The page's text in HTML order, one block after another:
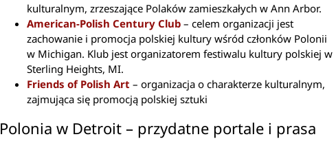
kulturalnym, zrzeszające Polaków zamieszkałych w Ann Arbor.
American-Polish Century Club – celem organizacji jest
zachowanie i promocja polskiej kultury wśród członków Polonii
w Michigan. Klub jest organizatorem festiwalu kultury polskiej w
Sterling Heights, MI.
Friends of Polish Art – organizacja o charakterze kulturalnym,
zajmująca się promocją polskiej sztuki
Polonia w Detroit – przydatne portale i prasa